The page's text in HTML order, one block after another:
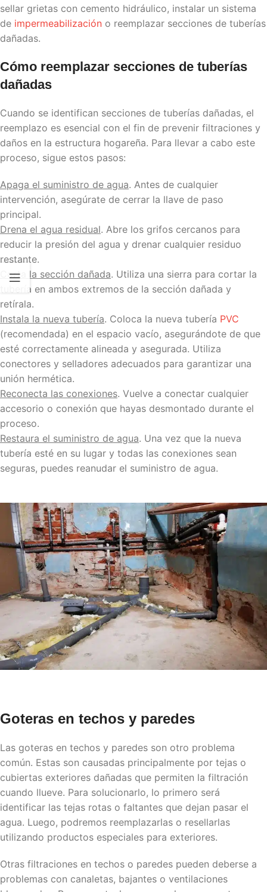
sellar grietas con cemento hidráulico, instalar un sistema
de impermeabilización o reemplazar secciones de tuberías
dañadas.
Cómo reemplazar secciones de tuberías
dañadas
Cuando se identifican secciones de tuberías dañadas, el
reemplazo es esencial con el fin de prevenir filtraciones y
daños en la estructura hogareña. Para llevar a cabo este
proceso, sigue estos pasos:
Apaga el suministro de agua. Antes de cualquier
intervención, asegúrate de cerrar la llave de paso
principal.
Drena el agua residual. Abre los grifos cercanos para
reducir la presión del agua y drenar cualquier residuo
restante.
Corta la sección dañada. Utiliza una sierra para cortar la
tubería en ambos extremos de la sección dañada y
retírala.
Instala la nueva tubería. Coloca la nueva tubería PVC
(recomendada) en el espacio vacío, asegurándote de que
esté correctamente alineada y asegurada. Utiliza
conectores y selladores adecuados para garantizar una
unión hermética.
Reconecta las conexiones. Vuelve a conectar cualquier
accesorio o conexión que hayas desmontado durante el
proceso.
Restaura el suministro de agua. Una vez que la nueva
tubería esté en su lugar y todas las conexiones sean
seguras, puedes reanudar el suministro de agua.
Goteras en techos y paredes
Las goteras en techos y paredes son otro problema
común. Estas son causadas principalmente por tejas o
cubiertas exteriores dañadas que permiten la filtración
cuando llueve. Para solucionarlo, lo primero será
identificar las tejas rotas o faltantes que dejan pasar el
agua. Luego, podremos reemplazarlas o resellarlas
utilizando productos especiales para exteriores.
Otras filtraciones en techos o paredes pueden deberse a
problemas con canaletas, bajantes o ventilaciones